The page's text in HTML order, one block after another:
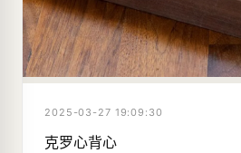
2025-03-27 19:09:30
克罗心背心